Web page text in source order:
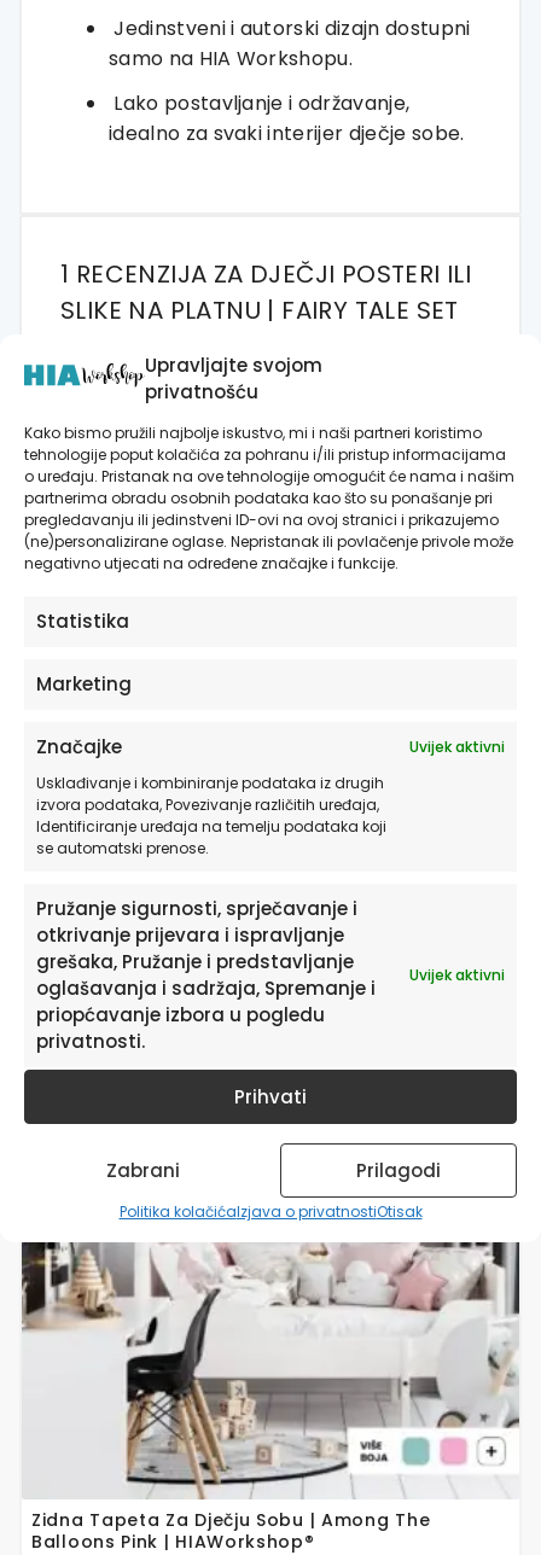
Upravljajte svojom
privatnošću
Kako bismo pružili najbolje iskustvo, mi i naši partneri koristimo
tehnologije poput kolačića za pohranu i/ili pristup informacijama
o uređaju. Pristanak na ove tehnologije omogućit će nama i našim
partnerima obradu osobnih podataka kao što su ponašanje pri
pregledavanju ili jedinstveni ID-ovi na ovoj stranici i prikazujemo
(ne)personalizirane oglase. Nepristanak ili povlačenje privole može
negativno utjecati na određene značajke i funkcije.
Statistika
Marketing
Značajke
Uvijek aktivni
Usklađivanje i kombiniranje podataka iz drugih
izvora podataka, Povezivanje različitih uređaja,
Identificiranje uređaja na temelju podataka koji
se automatski prenose.
Pružanje sigurnosti, sprječavanje i
otkrivanje prijevara i ispravljanje
grešaka, Pružanje i predstavljanje
oglašavanja i sadržaja, Spremanje i
priopćavanje izbora u pogledu
privatnosti.
Uvijek aktivni
Prihvati
Zabrani Prilagodi
Politika kolačićaIzjava o privatnostiOtisak
Jedinstveni i autorski dizajn dostupni
samo na HIA Workshopu.
Lako postavljanje i održavanje,
idealno za svaki interijer dječje sobe.
1 RECENZIJA ZA DJEČJI POSTERI ILI
SLIKE NA PLATNU | FAIRY TALE SET
Kristina Maloča(potvrđeni
vlasnik)–14/05/2024
Fairy Tale Set B
@HIAWorkshop® – Komplet
ilustracija za dječju sobu, 3
Napiši recenziju
recenziju.
Povezani proizvodi
Zidna Tapeta Za Dječju Sobu | Among The
Balloons Pink | HIAWorkshop®
Ovaj
proizvod
ima
varijanti.
na
stranici
proizvoda